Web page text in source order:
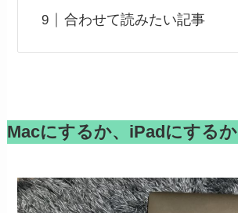
合わせて読みたい記事
Macにするか、iPadにするか